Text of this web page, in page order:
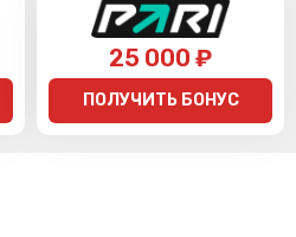
25 000 ₽
ПОЛУЧИТЬ БОНУС